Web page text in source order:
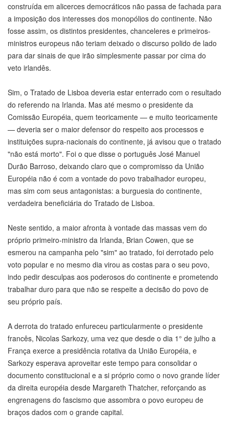
construída em alicerces democráticos não passa de fachada para
a imposição dos interesses dos monopólios do continente. Não
fosse assim, os distintos presidentes, chanceleres e primeiros-
ministros europeus não teriam deixado o discurso polido de lado
para dar sinais de que irão simplesmente passar por cima do
veto irlandês.
Sim, o Tratado de Lisboa deveria estar enterrado com o resultado
do referendo na Irlanda. Mas até mesmo o presidente da
Comissão Européia, quem teoricamente — e muito teoricamente
— deveria ser o maior defensor do respeito aos processos e
instituições supra-nacionais do continente, já avisou que o tratado
"não está morto". Foi o que disse o português José Manuel
Durão Barroso, deixando claro que o compromisso da União
Européia não é com a vontade do povo trabalhador europeu,
mas sim com seus antagonistas: a burguesia do continente,
verdadeira beneficiária do Tratado de Lisboa.
Neste sentido, a maior afronta à vontade das massas vem do
próprio primeiro-ministro da Irlanda, Brian Cowen, que se
esmerou na campanha pelo "sim" ao tratado, foi derrotado pelo
voto popular e no mesmo dia virou as costas para o seu povo,
indo pedir desculpas aos poderosos do continente e prometendo
trabalhar duro para que não se respeite a decisão do povo de
seu próprio país.
A derrota do tratado enfureceu particularmente o presidente
francês, Nicolas Sarkozy, uma vez que desde o dia 1° de julho a
França exerce a presidência rotativa da União Européia, e
Sarkozy esperava aproveitar este tempo para consolidar o
documento constitucional e a si próprio como o novo grande líder
da direita européia desde Margareth Thatcher, reforçando as
engrenagens do fascismo que assombra o povo europeu de
braços dados com o grande capital.